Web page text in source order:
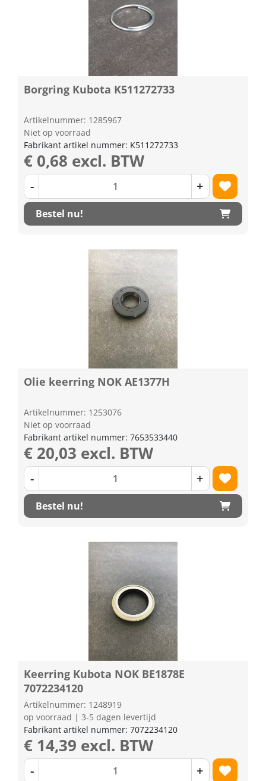
Borgring Kubota K511272733
Artikelnummer: 1285967
Niet op voorraad
Fabrikant artikel nummer: K511272733
€ 0,68 excl. BTW
- +
Bestel nu!
Olie keerring NOK AE1377H
Artikelnummer: 1253076
Niet op voorraad
Fabrikant artikel nummer: 7653533440
€ 20,03 excl. BTW
- +
Bestel nu!
Keerring Kubota NOK BE1878E
7072234120
Artikelnummer: 1248919
op voorraad | 3-5 dagen levertijd
Fabrikant artikel nummer: 7072234120
€ 14,39 excl. BTW
- +